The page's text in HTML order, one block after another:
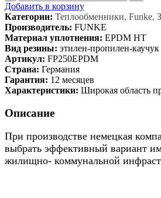
Добавить в корзину
Категории: Теплообменники, Funke,
Производитель: FUNKE
Материал уплотнения: EPDM HT
Вид резины: этилен-пропилен-каучук
Артикул: FP250EPDM
Страна: Германия
Гарантия: 12 месяцев
Характеристики: Широкая область
Описание
При производстве немецкая
выбрать эффективный вариант
жилищно- коммунальной